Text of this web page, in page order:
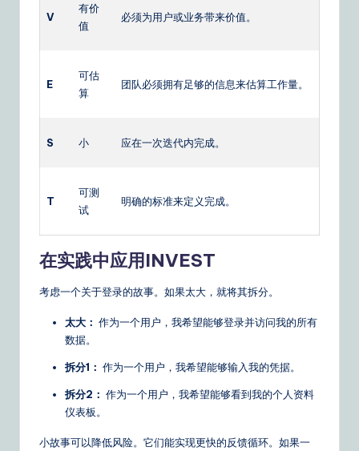
V
有价
值
必须为用户或业务带来价值。
E
可估
算
团队必须拥有足够的信息来估算工作量。
S 小 应在一次迭代内完成。
T
可测
试
明确的标准来定义完成。
在实践中应用INVEST
考虑一个关于登录的故事。如果太大，就将其拆分。
太大： 作为一个用户，我希望能够登录并访问我的所有
数据。
拆分1： 作为一个用户，我希望能够输入我的凭据。
拆分2： 作为一个用户，我希望能够看到我的个人资料
仪表板。
小故事可以降低风险。它们能实现更快的反馈循环。如果一